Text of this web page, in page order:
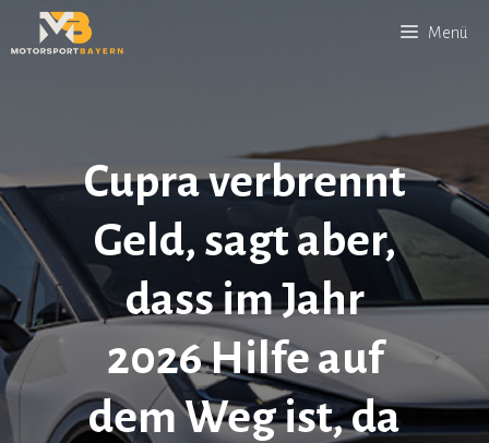
Inhalt
Menü
Cupra verbrennt
Geld, sagt aber,
dass im Jahr
2026 Hilfe auf
dem Weg ist, da